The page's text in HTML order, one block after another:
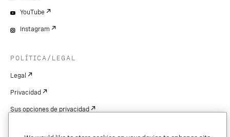
YouTube
Instagram
POLÍTICA/LEGAL
Legal
Privacidad
Sus opciones de privacidad